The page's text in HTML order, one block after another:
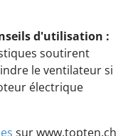
d'utilisation :
soutirent
le ventilateur si
électrique
sur www.topten.ch